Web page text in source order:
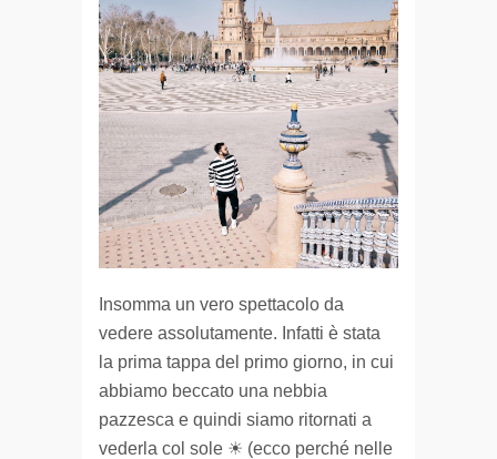
Insomma un vero spettacolo da
vedere assolutamente. Infatti è stata
la prima tappa del primo giorno, in cui
abbiamo beccato una nebbia
pazzesca e quindi siamo ritornati a
vederla col sole ☀ (ecco perché nelle